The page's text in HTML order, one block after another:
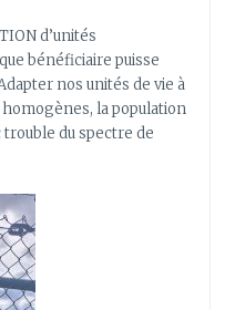
d’unités
bénéficiaire puisse
nos unités de vie à
la population
du spectre de